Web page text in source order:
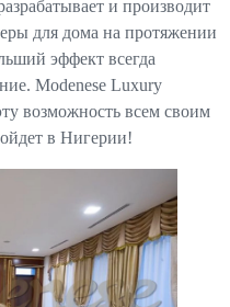
и производит
для дома на протяжении
эффект всегда
Modenese Luxury
возможность всем своим
в Нигерии!